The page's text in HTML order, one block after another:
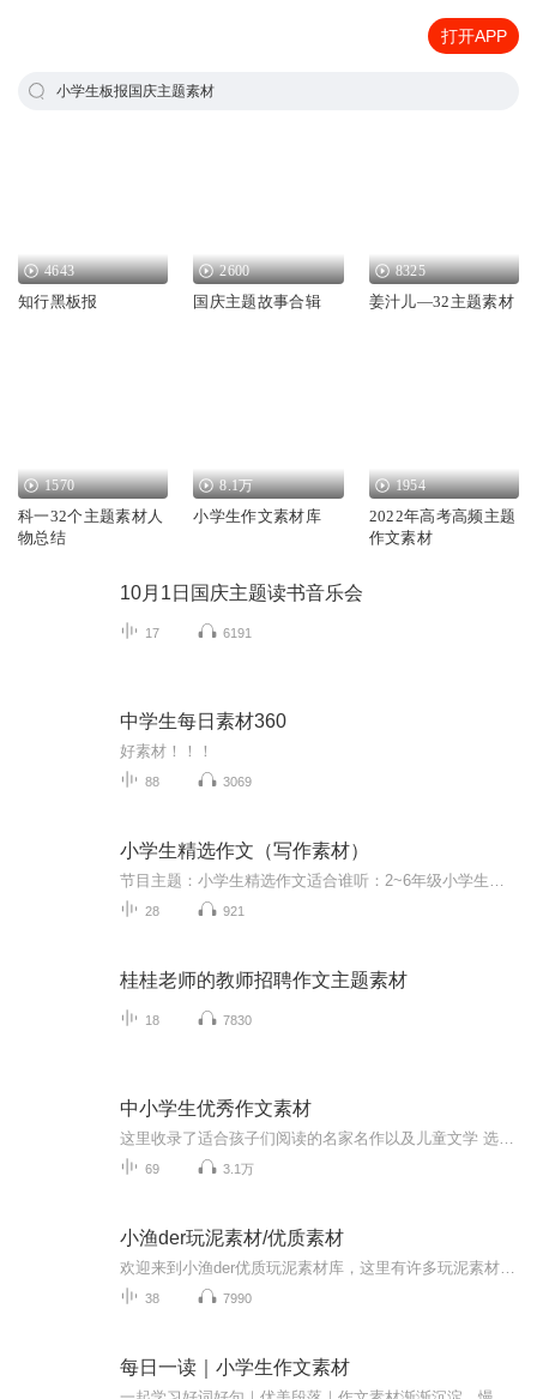
打开APP
小学生板报国庆主题素材
4643
知行黑板报
2600
国庆主题故事合辑
8325
姜汁儿—32主题素材
1570
科一32个主题素材人
物总结
8.1万
小学生作文素材库
1954
2022年高考高频主题
作文素材
10月1日国庆主题读书音乐会
17 6191
中学生每日素材360
好素材！！！
88 3069
小学生精选作文（写作素材）
28 921
桂桂老师的教师招聘作文主题素材
18 7830
中小学生优秀作文素材
69 3.1万
小渔der玩泥素材/优质素材
38 7990
每日一读｜小学生作文素材